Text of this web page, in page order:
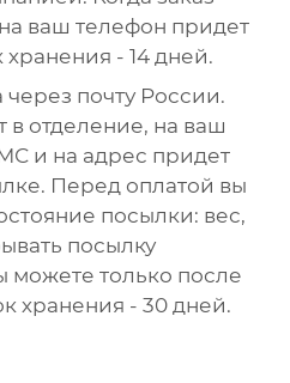
на ваш телефон придет
- 14 дней.
через почту России.
в отделение, на ваш
и на адрес придет
Перед оплатой вы
посылки: вес,
посылку
можете только после
хранения - 30 дней.